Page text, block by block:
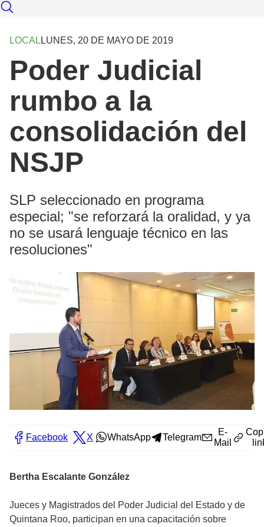
LOCAL LUNES, 20 DE MAYO DE 2019
Poder Judicial
rumbo a la
consolidación del
NSJP
SLP seleccionado en programa
especial; "se reforzará la oralidad, y ya
no se usará lenguaje técnico en las
resoluciones"
Facebook X WhatsApp Telegram
E-
Mail
Bertha Escalante González
Jueces y Magistrados del Poder Judicial del Estado y de
Quintana Roo, participan en una capacitación sobre